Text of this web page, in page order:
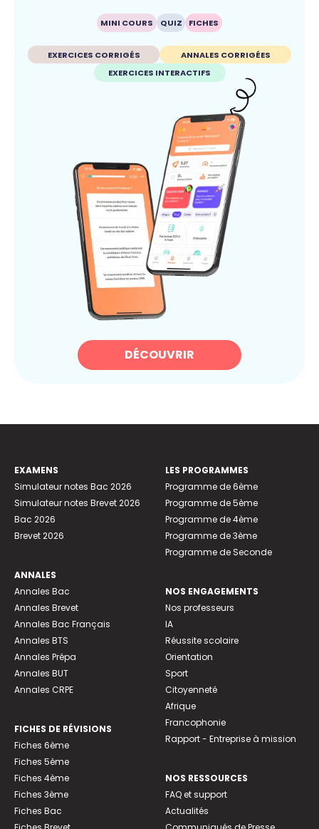
MINI COURS QUIZ FICHES
EXERCICES CORRIGÉS
ANNALES CORRIGÉES
EXERCICES INTERACTIFS
DÉCOUVRIR
EXAMENS
Simulateur notes Bac 2026
Simulateur notes Brevet 2026
Bac 2026
Brevet 2026
ANNALES
Annales Bac
Annales Brevet
Annales Bac Français
Annales BTS
Annales Prépa
Annales BUT
Annales CRPE
FICHES DE RÉVISIONS
Fiches 6ème
Fiches 5ème
Fiches 4ème
Fiches 3ème
Fiches Bac
LES PROGRAMMES
Programme de 6ème
Programme de 5ème
Programme de 4ème
Programme de 3ème
Programme de Seconde
NOS ENGAGEMENTS
Nos professeurs
IA
Réussite scolaire
Orientation
Sport
Citoyenneté
Afrique
Francophonie
Rapport - Entreprise à mission
NOS RESSOURCES
FAQ et support
Actualités